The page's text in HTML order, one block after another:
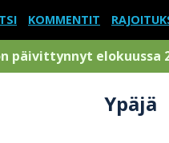
KOMMENTIT
päivittynnyt elokuussa
Ypäjä